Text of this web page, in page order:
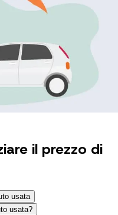
il prezzo di
usata
usata?